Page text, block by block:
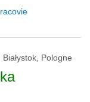
Białystok, Pologne